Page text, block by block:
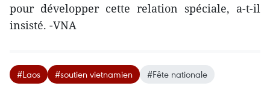
pour développer cette relation spéciale, a-t-il
insisté. -VNA
#Laos #soutien vietnamien #Fête nationale